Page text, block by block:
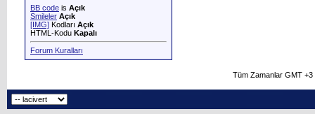
BB code is Açık
Smileler Açık
[IMG] Kodları Açık
HTML-Kodu Kapalı
Forum Kuralları
Tüm Zamanlar GMT